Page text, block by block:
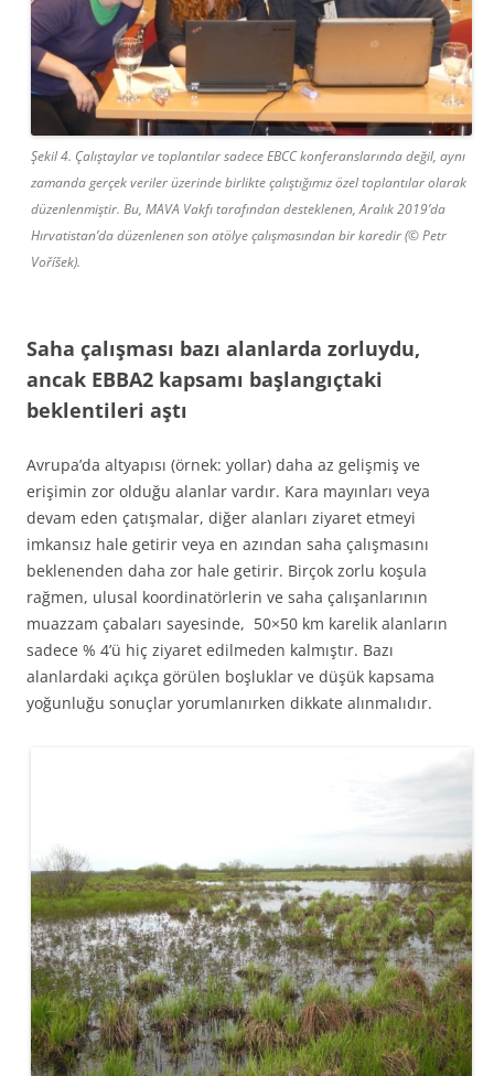
Şekil 4. Çalıştaylar ve toplantılar sadece EBCC konferanslarında değil, aynı
zamanda gerçek veriler üzerinde birlikte çalıştığımız özel toplantılar olarak
düzenlenmiştir. Bu, MAVA Vakfı tarafından desteklenen, Aralık 2019’da
Hırvatistan’da düzenlenen son atölye çalışmasından bir karedir (© Petr
Voříšek).
Saha çalışması bazı alanlarda zorluydu,
ancak EBBA2 kapsamı başlangıçtaki
beklentileri aştı
Avrupa’da altyapısı (örnek: yollar) daha az gelişmiş ve
erişimin zor olduğu alanlar vardır. Kara mayınları veya
devam eden çatışmalar, diğer alanları ziyaret etmeyi
imkansız hale getirir veya en azından saha çalışmasını
beklenenden daha zor hale getirir. Birçok zorlu koşula
rağmen, ulusal koordinatörlerin ve saha çalışanlarının
muazzam çabaları sayesinde, 50×50 km karelik alanların
sadece % 4’ü hiç ziyaret edilmeden kalmıştır. Bazı
alanlardaki açıkça görülen boşluklar ve düşük kapsama
yoğunluğu sonuçlar yorumlanırken dikkate alınmalıdır.